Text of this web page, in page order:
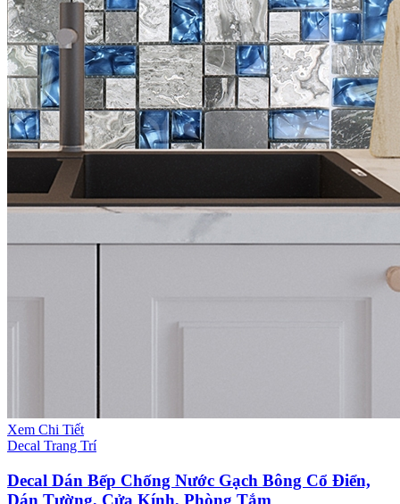
Xem Chi Tiết
Decal Trang Trí
Decal Dán Bếp Chống Nước Gạch Bông Cổ Điển,
Dán Tường, Cửa Kính, Phòng Tắm